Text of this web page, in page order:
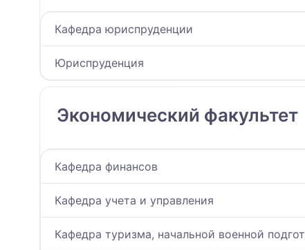
Кафедра юриспруденции
Юриспруденция
Экономический факультет
Кафедра финансов
Кафедра учета и управления
Кафедра туризма, начальной военной